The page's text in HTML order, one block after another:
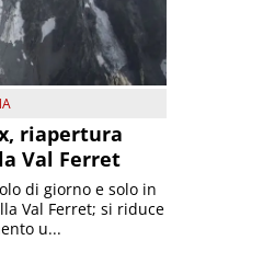
riapertura
Val Ferret
di giorno e solo in
Val Ferret; si riduce
u...